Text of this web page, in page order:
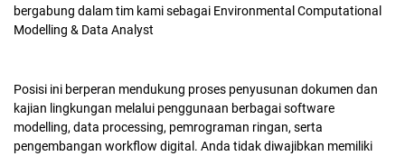
bergabung dalam tim kami sebagai Environmental Computational
Modelling & Data Analyst
Posisi ini berperan mendukung proses penyusunan dokumen dan
kajian lingkungan melalui penggunaan berbagai software
modelling, data processing, pemrograman ringan, serta
pengembangan workflow digital. Anda tidak diwajibkan memiliki